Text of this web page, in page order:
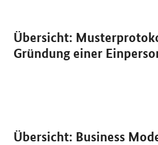
Übersicht:
Gründung einer
Publikation:
PDF
Übersicht: Business
Publikation: